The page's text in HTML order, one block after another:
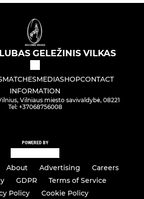
GELEŽINIS VILKAS
MATCHESMEDIASHOPCONTACT
INFORMATION
Vilniaus miesto savivaldybė, 08221
Tel: +37068756008
POWERED BY
About Advertising
Careers
GDPR
Terms of Service
Policy
Cookie Policy